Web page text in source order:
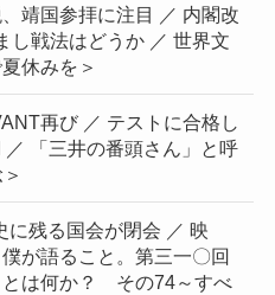
靖国参拝に注目 ／ 内閣改
し戦法はどうか ／ 世界文
休みを＞
再び ／ テストに合格し
「三井の番頭さん」と呼
に残る国会が閉会 ／ 映
が語ること。第三一〇回
とは何か？ その74～すべ